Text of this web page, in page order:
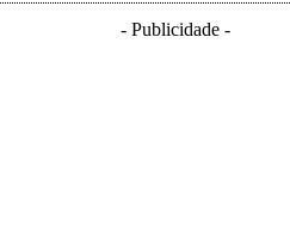
- Publicidade -